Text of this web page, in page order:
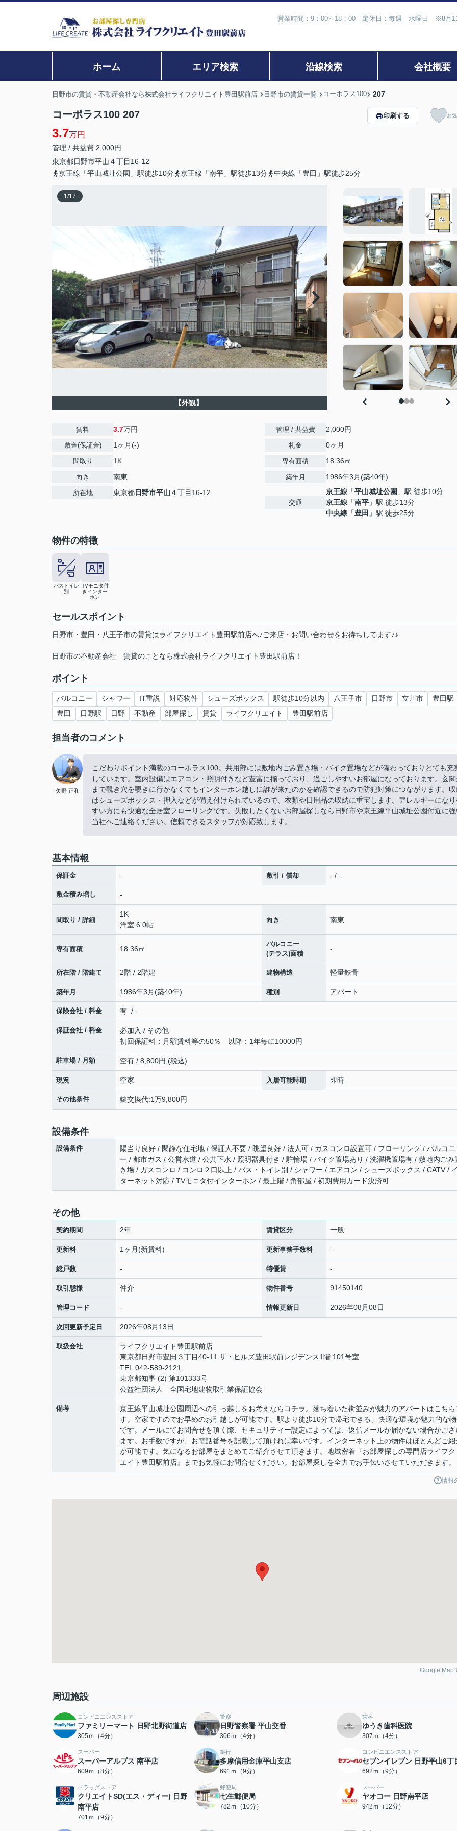
営業時間：9：00～18：00 定休日：毎週 水曜日 ※8月11
ホーム エリア検索 沿線検索 会社概要
日野市の賃貸・不動産会社なら株式会社ライフクリエイト豊田駅前店 日野市の賃貸一覧 コーポラス100 207
コーポラス100 207
3.7万円
管理 / 共益費 2,000円
東京都日野市平山 ４丁目16-12
京王線「平山城址公園」駅徒歩10分
京王線「南平」駅徒歩13分 中央線「豊田」駅徒歩25分
印刷する お
1/17
【外観】
賃料 3.7万円
敷金(保証金) 1ヶ月(-)
間取り 1K
向き 南東
所在地 東京都日野市平山 ４丁目16-12
管理 / 共益費 2,000円
礼金 0ヶ月
専有面積 18.36㎡
築年月 1986年3月(築40年)
交通
京王線 「平山城址公園 」駅 徒歩10分
京王線 「南平 」駅 徒歩13分
中央線 「豊田 」駅 徒歩25分
物件の特徴
バストイレ
別
TVモニタ付
きインター
ホン
セールスポイント
日野市・豊田・八王子市の賃貸はライフクリエイト豊田駅前店へ♪ご来店・お問い合わせをお待ちしてます♪♪
日野市の不動産会社 賃貸のことなら株式会社ライフクリエイト豊田駅前店！
ポイント
バルコニー シャワー IT重説 対応物件 シューズボックス 駅徒歩10分以内 八王子市 日野市 立川市
豊田駅
豊田
日野駅 日野 不動産 部屋探し 賃貸 ライフクリエイト 豊田駅前店
担当者のコメント
矢野 正和
こだわりポイント満載のコーポラス100。共用部には敷地内ごみ置き場・バイク置場などが備わっておりとても充
しています。室内設備はエアコン・照明付きなど豊富に揃っており、過ごしやすいお部屋になっております。玄
まで覗き穴を覗きに行かなくてもインターホン越しに誰が来たのかを確認できるので防犯対策につながります。
はシューズボックス・押入などが備え付けられているので、衣類や日用品の収納に重宝します。アレルギーにな
すい方にも快適な全居室フローリングです。失敗したくないお部屋探しなら日野市や京王線平山城址公園付近に
当社へご連絡ください。信頼できるスタッフが対応致します。
基本情報
保証金 - 敷引 / 償却 - / -
敷金積み増し -
間取り / 詳細
1K
洋室 6.0帖
向き 南東
専有面積 18.36㎡
バルコニー
(テラス)面積
-
所在階 / 階建て 2階 / 2階建 建物構造 軽量鉄骨
築年月 1986年3月(築40年) 種別 アパート
保険会社 / 料金 有 / -
保証会社 / 料金
必加入 / その他
初回保証料：月額賃料等の50％ 以降：1年毎に10000円
駐車場 / 月額 空有 / 8,800円 (税込)
現況 空家 入居可能時期 即時
その他条件 鍵交換代:1万9,800円
設備条件
設備条件
陽当り良好 / 閑静な住宅地 / 保証人不要 / 眺望良好 / 法人可 / ガスコンロ設置可 / フローリング / バルコニ
ー / 都市ガス / 公営水道 / 公共下水 / 照明器具付き / 駐輪場 / バイク置場あり / 洗濯機置場有 / 敷地内ごみ
き場 / ガスコンロ / コンロ２口以上 / バス・トイレ別 / シャワー / エアコン / シューズボックス / CATV /
ターネット対応 / TVモニタ付インターホン / 最上階 / 角部屋 / 初期費用カード決済可
その他
契約期間 2年 賃貸区分 一般
更新料 1ヶ月(新賃料) 更新事務手数料 -
総戸数 - 特優賃 -
取引態様 仲介 物件番号 91450140
管理コード - 情報更新日 2026年08月08日
次回更新予定日 2026年08月13日
取扱会社
ライフクリエイト豊田駅前店
東京都日野市豊田３丁目40-11 ザ・ヒルズ豊田駅前レジデンス1階 101号室
TEL:042-589-2121
東京都知事 (2) 第101333号
公益社団法人 全国宅地建物取引業保証協会
備考
京王線平山城址公園周辺への引っ越しをお考えならコチラ。落ち着いた街並みが魅力のアパートはこちら
す。空家ですのでお早めのお引越しが可能です。駅より徒歩10分で帰宅できる、快適な環境が魅力的な
です。メールにてお問合せを頂く際、セキュリティー設定によっては、返信メールが届かない場合がござ
ます。お手数ですが、お電話番号を記載して頂ければ幸いです。インターネット上の物件はほとんどご紹
が可能です。気になるお部屋をまとめてご紹介させて頂きます。地域密着『お部屋探しの専門店ライフク
エイト豊田駅前店』までお気軽にお問合せください。お部屋探しを全力でお手伝いさせていただきます。
情報
Google Map
周辺施設
コンビニエンスストア
ファミリーマート 日野北野街道店
305ｍ（4分）
警察
日野警察署 平山交番
306ｍ（4分）
歯科
ゆうき歯科医院
307ｍ（4分）
スーパー
スーパーアルプス 南平店
609ｍ（8分）
銀行
多摩信用金庫平山支店
691ｍ（9分）
コンビニエンスストア
セブンイレブン 日野平山6丁
692ｍ（9分）
ドラッグストア
クリエイトSD(エス・ディー) 日野
南平店
701ｍ（9分）
郵便局
七生郵便局
782ｍ（10分）
スーパー
ヤオコー 日野南平店
942ｍ（12分）